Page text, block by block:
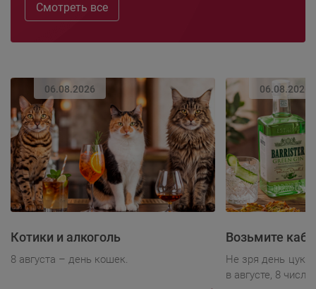
Смотреть все
06.08.2026
Котики и алкоголь
8 августа – день кошек.
06.08.2026
Возьмите
Не зря день
в августе, 8 числа.